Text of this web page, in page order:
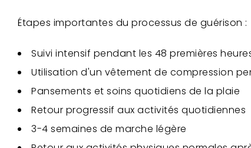
Étapes importantes du processus de guérison :
Suivi intensif pendant les 48 premières
Utilisation d'un vêtement de compression
Pansements et soins quotidiens de la plaie
Retour progressif aux activités quotidiennes
3-4 semaines de marche légère